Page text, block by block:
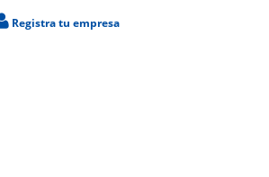
Registra tu empresa